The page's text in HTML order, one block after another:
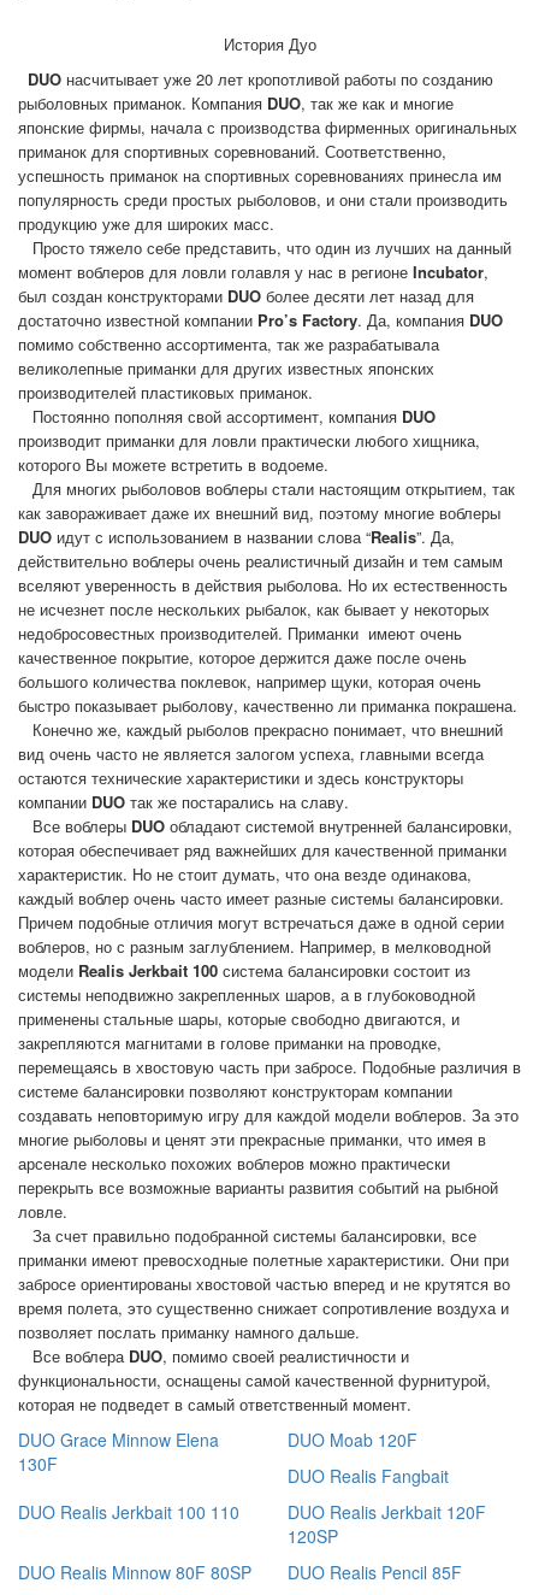
История Дуо
DUO насчитывает уже 20 лет кропотливой работы по созданию
рыболовных приманок. Компания DUO, так же как и многие
японские фирмы, начала с производства фирменных оригинальных
приманок для спортивных соревнований. Соответственно,
успешность приманок на спортивных соревнованиях принесла им
популярность среди простых рыболовов, и они стали производить
продукцию уже для широких масс.
Просто тяжело себе представить, что один из лучших на данный
момент воблеров для ловли голавля у нас в регионе Incubator,
был создан конструкторами DUO более десяти лет назад для
достаточно известной компании Pro’s Factory. Да, компания DUO
помимо собственно ассортимента, так же разрабатывала
великолепные приманки для других известных японских
производителей пластиковых приманок.
Постоянно пополняя свой ассортимент, компания DUO
производит приманки для ловли практически любого хищника,
которого Вы можете встретить в водоеме.
Для многих рыболовов воблеры стали настоящим открытием, так
как завораживает даже их внешний вид, поэтому многие воблеры
DUO идут с использованием в названии слова “Realis”. Да,
действительно воблеры очень реалистичный дизайн и тем самым
вселяют уверенность в действия рыболова. Но их естественность
не исчезнет после нескольких рыбалок, как бывает у некоторых
недобросовестных производителей. Приманки имеют очень
качественное покрытие, которое держится даже после очень
большого количества поклевок, например щуки, которая очень
быстро показывает рыболову, качественно ли приманка покрашена.
Конечно же, каждый рыболов прекрасно понимает, что внешний
вид очень часто не является залогом успеха, главными всегда
остаются технические характеристики и здесь конструкторы
компании DUO так же постарались на славу.
Все воблеры DUO обладают системой внутренней балансировки,
которая обеспечивает ряд важнейших для качественной приманки
характеристик. Но не стоит думать, что она везде одинакова,
каждый воблер очень часто имеет разные системы балансировки.
Причем подобные отличия могут встречаться даже в одной серии
воблеров, но с разным заглублением. Например, в мелководной
модели Realis Jerkbait 100 система балансировки состоит из
системы неподвижно закрепленных шаров, а в глубоководной
применены стальные шары, которые свободно двигаются, и
закрепляются магнитами в голове приманки на проводке,
перемещаясь в хвостовую часть при забросе. Подобные различия в
системе балансировки позволяют конструкторам компании
создавать неповторимую игру для каждой модели воблеров. За это
многие рыболовы и ценят эти прекрасные приманки, что имея в
арсенале несколько похожих воблеров можно практически
перекрыть все возможные варианты развития событий на рыбной
ловле.
За счет правильно подобранной системы балансировки, все
приманки имеют превосходные полетные характеристики. Они при
забросе ориентированы хвостовой частью вперед и не крутятся во
время полета, это существенно снижает сопротивление воздуха и
позволяет послать приманку намного дальше.
Все воблера DUO, помимо своей реалистичности и
функциональности, оснащены самой качественной фурнитурой,
которая не подведет в самый ответственный момент.
DUO Grace Minnow Elena
130F
DUO Moab 120F
DUO Realis Fangbait
DUO Realis Jerkbait 100 110
DUO Realis Jerkbait 120F
120SP
DUO Realis Minnow 80F 80SP
DUO Realis Pencil 85F